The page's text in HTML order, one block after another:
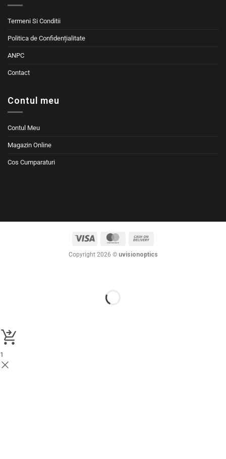
Termeni Si Conditii
Politica de Confidențialitate
ANPC
Contact
Contul meu
Contul Meu
Magazin Online
Cos Cumparaturi
MasterCard
Delivery
Copyright 2026 © uvisionoptics
1